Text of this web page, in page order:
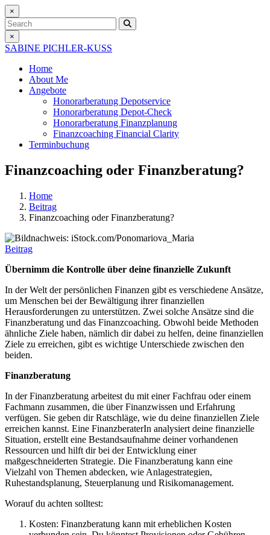
×
Search
×
SABINE PICHLER-KUSS
Home
About Me
Angebote
Honorarberatung Depotservice
Honorarberatung Depot-Check
Honorarberatung Finanzplanung
Finanzcoaching Financial Clarity
Terminbuchung
Finanzcoaching oder Finanzberatung?
Home
Beitrag
Finanzcoaching oder Finanzberatung?
Beitrag
Übernimm die Kontrolle über deine finanzielle Zukunft
In der Welt der persönlichen Finanzen gibt es verschiedene Ansätze,
um Menschen bei der Bewältigung ihrer finanziellen
Herausforderungen zu unterstützen. Zwei solche Ansätze sind die
Finanzberatung und das Finanzcoaching. Obwohl beide Methoden
ähnliche Ziele haben, nämlich dir dabei zu helfen, deine finanziellen
Ziele zu erreichen, gibt es wichtige Unterschiede zwischen den
beiden.
Finanzberatung
In der Finanzberatung arbeitest du mit einer Fachfrau oder einem
Fachmann zusammen, die über Finanzwissen und Erfahrung
verfügen. Sie geben dir Ratschläge, wie du deine finanziellen Ziele
erreichen kannst. Eine FinanzberaterIn analysiert deine finanzielle
Situation, erstellt eine Bestandsaufnahme deiner vorhandenen
Ressourcen und hilft dir bei der Entwicklung einer
maßgeschneiderten Strategie. Die Finanzberatung kann eine
Vielzahl von Themen abdecken, wie Anlagestrategien,
Ruhestandsplanung, Steuerplanung und Risikomanagement.
Worauf du achten solltest:
Kosten: Finanzberatung kann mit erheblichen Kosten